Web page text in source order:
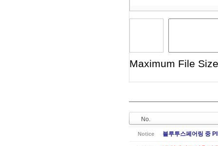
Maximum File
No.
Notice 블루투스페어링 중